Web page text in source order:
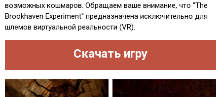
возможных кошмаров. Обращаем ваше внимание, что "The
Brookhaven Experiment" предназначена исключительно для
шлемов виртуальной реальности (VR).
Скачать игру